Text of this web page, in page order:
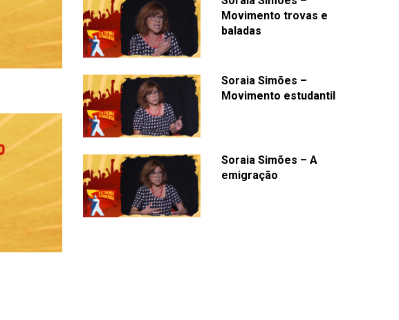
Movimento trovas e
baladas
Soraia Simões –
Movimento estudantil
Soraia Simões – A
emigração